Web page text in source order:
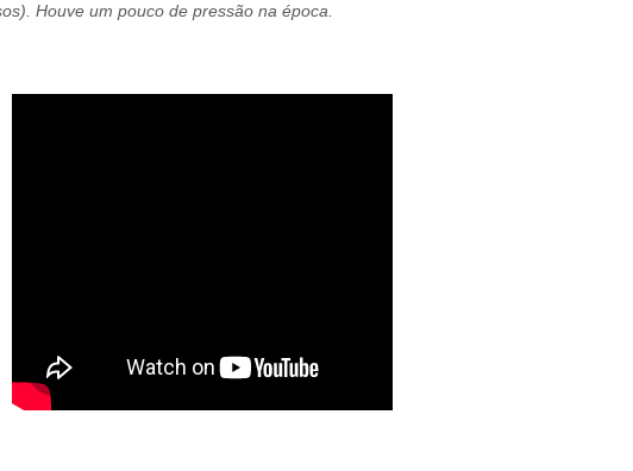
Houve um pouco de pressão na época.